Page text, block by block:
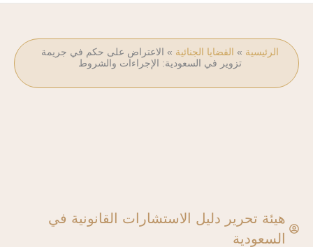
الرئيسية » القضايا الجنائية » الاعتراض على حكم في جريمة
تزوير في السعودية: الإجراءات والشروط
هيئة تحرير دليل الاستشارات القانونية في
السعودية